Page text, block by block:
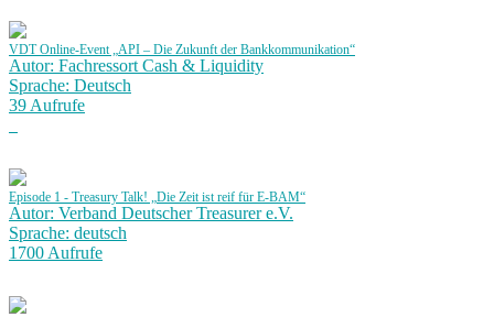
VDT Online-Event „API – Die Zukunft der Bankkommunikation“
Autor: Fachressort Cash & Liquidity
Sprache: Deutsch
39 Aufrufe
Episode 1 - Treasury Talk! „Die Zeit ist reif für E-BAM“
Autor: Verband Deutscher Treasurer e.V.
Sprache: deutsch
1700 Aufrufe